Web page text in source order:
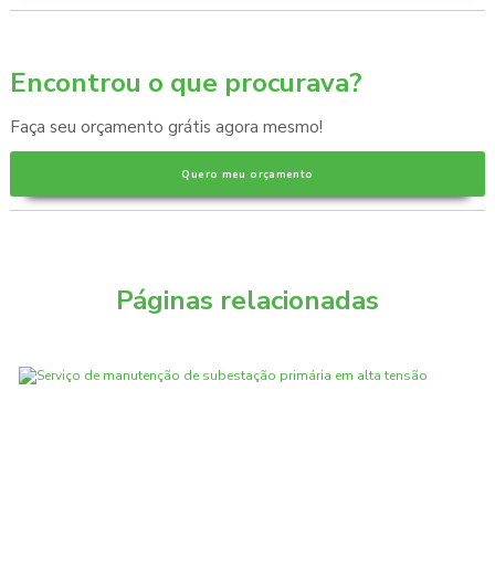
Encontrou o que procurava?
Faça seu orçamento grátis agora mesmo!
Quero meu orçamento
Páginas relacionadas